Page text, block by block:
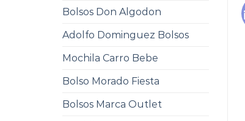
Bolsos Don Algodon
Adolfo Dominguez Bolsos
Mochila Carro Bebe
Bolso Morado Fiesta
Bolsos Marca Outlet